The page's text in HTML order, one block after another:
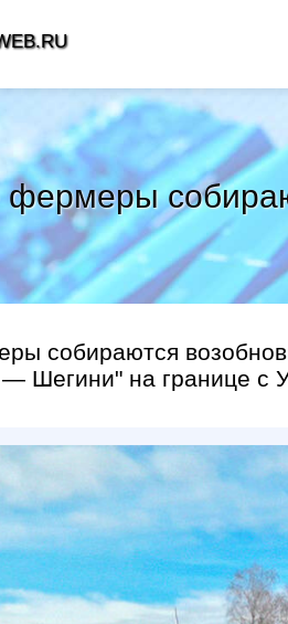
фермеры
собираются
— Шегини" на границе с